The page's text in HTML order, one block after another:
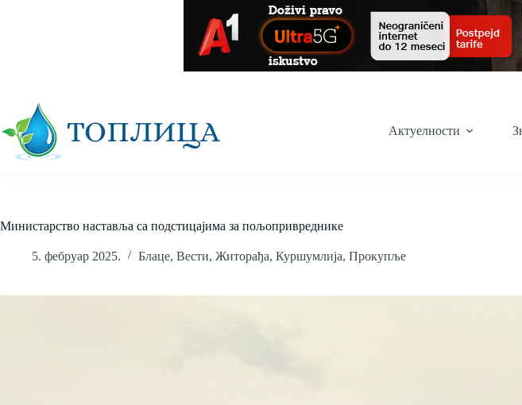
Актуелности
Министарство наставља са подстицајима за пољопривреднике
5. фебруар 2025. Блаце, Вести, Житорађа, Куршумлија, Прокупље